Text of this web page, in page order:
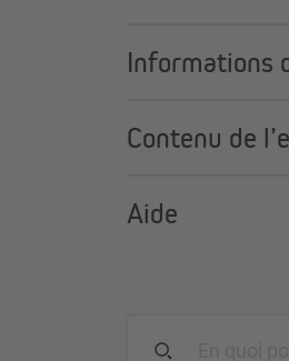
Informations
Contenu de
Aide